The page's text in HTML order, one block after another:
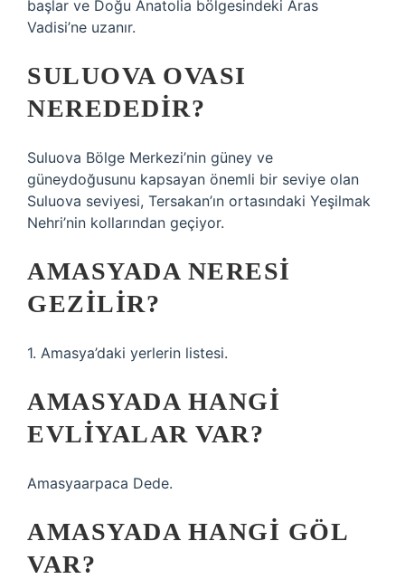
başlar ve Doğu Anatolia bölgesindeki Aras
Vadisi’ne uzanır.
SULUOVA OVASI
NEREDEDIR?
Suluova Bölge Merkezi’nin güney ve
güneydoğusunu kapsayan önemli bir seviye olan
Suluova seviyesi, Tersakan’ın ortasındaki Yeşilmak
Nehri’nin kollarından geçiyor.
AMASYADA NERESI
GEZILIR?
1. Amasya’daki yerlerin listesi.
AMASYADA HANGI
EVLIYALAR VAR?
Amasyaarpaca Dede.
AMASYADA HANGI GÖL
VAR?